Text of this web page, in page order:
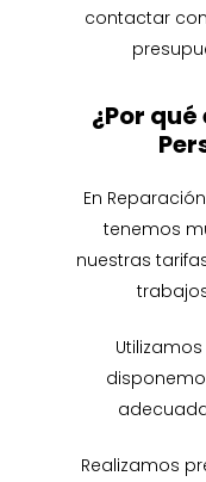
contactar
¿Por
En
tenemos
nuestras
Realizamos